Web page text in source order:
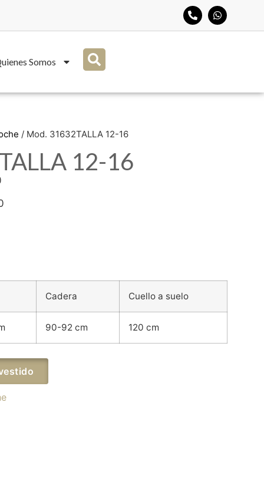
Somos
/ Mod. 31632TALLA 12-16
12-16
Cadera Cuello a suelo
90-92 cm 120 cm